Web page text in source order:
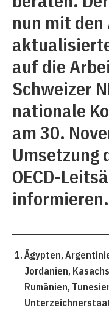
nun mit
auf die
Schweizer
nationale
am 30.
Umsetzung
OECD-
informieren.
Ägypten,
Jordanien,
Rumänien,